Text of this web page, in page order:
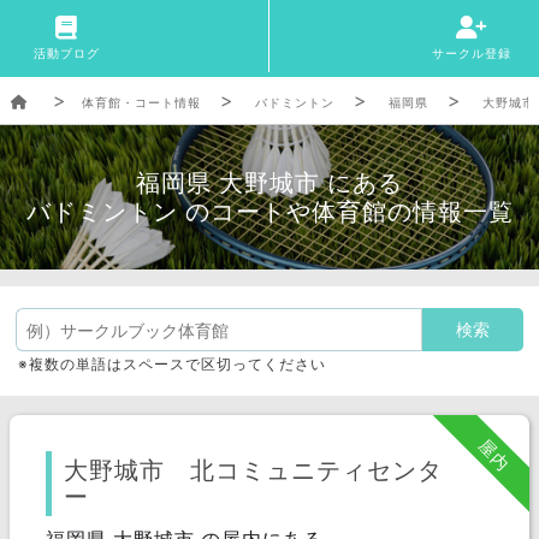
活動ブログ サークル登録
体育館・コート情報 バドミントン 福岡県 大野城市
福岡県 大野城市 にある
バドミントン のコートや体育館の情報一覧
※複数の単語はスペースで区切ってください
屋内
大野城市 北コミュニティセンタ
ー